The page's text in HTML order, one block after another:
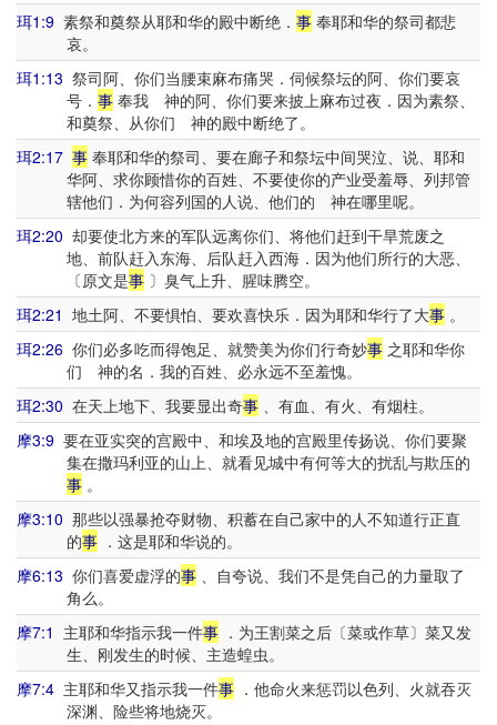
珥1:9 素祭和奠祭从耶和华的殿中断绝． 事 奉耶和华的祭司都悲
哀。
珥1:13 祭司阿、你们当腰束麻布痛哭．伺候祭坛的阿、你们要哀
号． 事奉我 神的阿、你们要来披上麻布过夜．因为素祭、
和奠祭、从你们 神的殿中断绝了。
珥2:17 事 奉耶和华的祭司、要在廊子和祭坛中间哭泣、说、耶和
华阿、求你顾惜你的百姓、不要使你的产业受羞辱、列邦管
辖他们．为何容列国的人说、他们的 神在哪里呢。
珥2:20 却要使北方来的军队远离你们、将他们赶到干旱荒废之
地、前队赶入东海、后队赶入西海．因为他们所行的大恶、
〔原文是事〕臭气上升、腥味腾空。
珥2:21 地土阿、不要惧怕、要欢喜快乐．因为耶和华行了大事 。
珥2:26 你们必多吃而得饱足、就赞美为你们行奇妙事 之耶和华你
们 神的名．我的百姓、必永远不至羞愧。
珥2:30 在天上地下、我要显出奇事 、有血、有火、有烟柱。
摩3:9 要在亚实突的宫殿中、和埃及地的宫殿里传扬说、你们要聚
集在撒玛利亚的山上、就看见城中有何等大的扰乱与欺压的
事。
摩3:10 那些以强暴抢夺财物、积蓄在自己家中的人不知道行正直
的事．这是耶和华说的。
摩6:13 你们喜爱虚浮的事 、自夸说、我们不是凭自己的力量取了
角么。
摩7:1 主耶和华指示我一件事 ．为王割菜之后〔菜或作草〕菜又发
生、刚发生的时候、主造蝗虫。
摩7:4 主耶和华又指示我一件事 ．他命火来惩罚以色列、火就吞灭
深渊、险些将地烧灭。